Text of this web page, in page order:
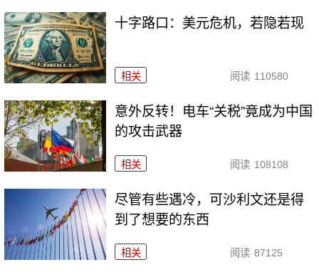
十字路口：美元危机，若隐若现
相关 阅读 110580
意外反转！电车“关税”竟成为中国
的攻击武器
相关 阅读 108108
尽管有些遇冷，可沙利文还是得
到了想要的东西
相关 阅读 87125